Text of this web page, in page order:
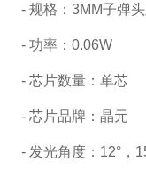
- 规格： 3MM子弹
- 功率：0.06W
- 芯片数量：单芯
- 芯片品牌：晶元
- 发光角度：12°，